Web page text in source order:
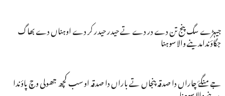
جیہڑے سگ پنج تن دے در دے تے حیدر حیدر کر دے اوہناں دے بھاگ
جگاؤندامدینے والا سوہنا
جے منگۓ چاراں دا صدقہ پنجاں تے باراں دا صدقہ او سب کچھ جھولی وچ پاؤندا